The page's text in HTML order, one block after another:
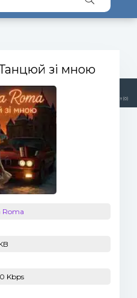
Тренди Плейлист (0)
зі мною
Roma
Kbps